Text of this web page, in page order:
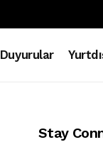
Duyurular
Stay